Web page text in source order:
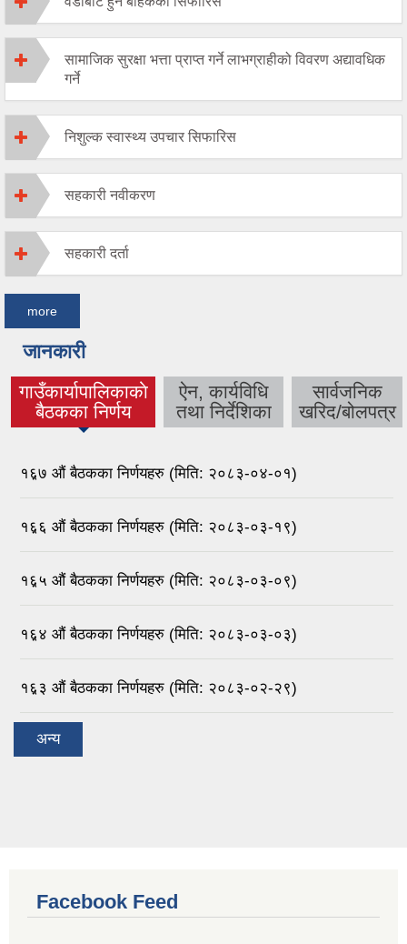
सामाजिक सुरक्षा भत्ता प्राप्त गर्ने लाभग्राहीको विवरण अद्यावधिक
गर्ने
निशुल्क स्वास्थ्य उपचार सिफारिस
सहकारी नवीकरण
सहकारी दर्ता
more
जानकारी
गाउँकार्यापालिकाकाे
बैठकका निर्णय
(active tab)
ऐन, कार्यविधि
तथा निर्देशिका
सार्वजनिक
खरिद/बोलपत्र
१६़७ औं बैठकका निर्णयहरु (मिति: २०८३-०४-०१)
१६़६ औं बैठकका निर्णयहरु (मिति: २०८३-०३-१९)
१६़५ औं बैठकका निर्णयहरु (मिति: २०८३-०३-०९)
१६़४ औं बैठकका निर्णयहरु (मिति: २०८३-०३-०३)
१६़३ औं बैठकका निर्णयहरु (मिति: २०८३-०२-२९)
अन्य
Facebook Feed